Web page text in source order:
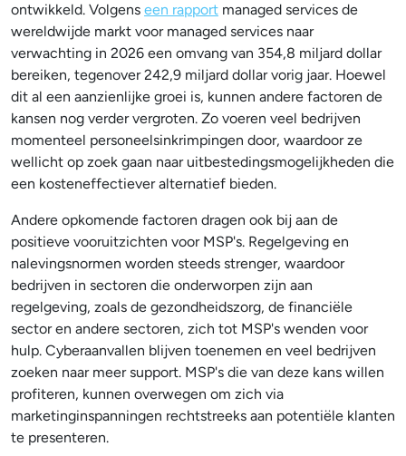
ontwikkeld. Volgens een rapport managed services de
wereldwijde markt voor managed services naar
verwachting in 2026 een omvang van 354,8 miljard dollar
bereiken, tegenover 242,9 miljard dollar vorig jaar. Hoewel
dit al een aanzienlijke groei is, kunnen andere factoren de
kansen nog verder vergroten. Zo voeren veel bedrijven
momenteel personeelsinkrimpingen door, waardoor ze
wellicht op zoek gaan naar uitbestedingsmogelijkheden die
een kosteneffectiever alternatief bieden.
Andere opkomende factoren dragen ook bij aan de
positieve vooruitzichten voor MSP's. Regelgeving en
nalevingsnormen worden steeds strenger, waardoor
bedrijven in sectoren die onderworpen zijn aan
regelgeving, zoals de gezondheidszorg, de financiële
sector en andere sectoren, zich tot MSP's wenden voor
hulp. Cyberaanvallen blijven toenemen en veel bedrijven
zoeken naar meer support. MSP's die van deze kans willen
profiteren, kunnen overwegen om zich via
marketinginspanningen rechtstreeks aan potentiële klanten
te presenteren.